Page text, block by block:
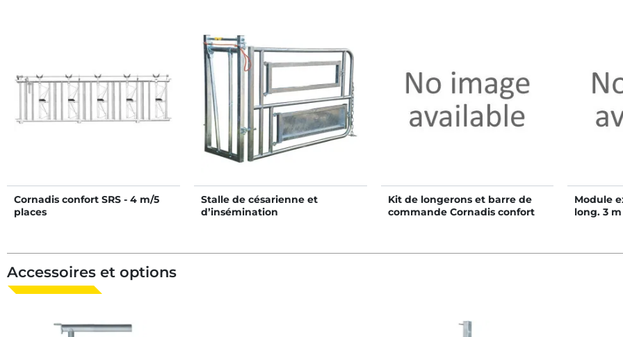
Cornadis confort SRS - 4 m/5
places
Stalle de césarienne et
d’insémination
Kit de longerons et barre de
commande Cornadis confort
Module
long. 3
Accessoires et options